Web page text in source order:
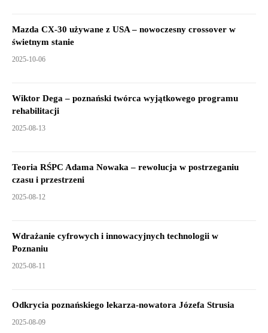
Mazda CX-30 używane z USA – nowoczesny crossover w
świetnym stanie
2025-10-06
Wiktor Dega – poznański twórca wyjątkowego programu
rehabilitacji
2025-08-13
Teoria RŚPC Adama Nowaka – rewolucja w postrzeganiu
czasu i przestrzeni
2025-08-12
Wdrażanie cyfrowych i innowacyjnych technologii w
Poznaniu
2025-08-11
Odkrycia poznańskiego lekarza-nowatora Józefa Strusia
2025-08-09